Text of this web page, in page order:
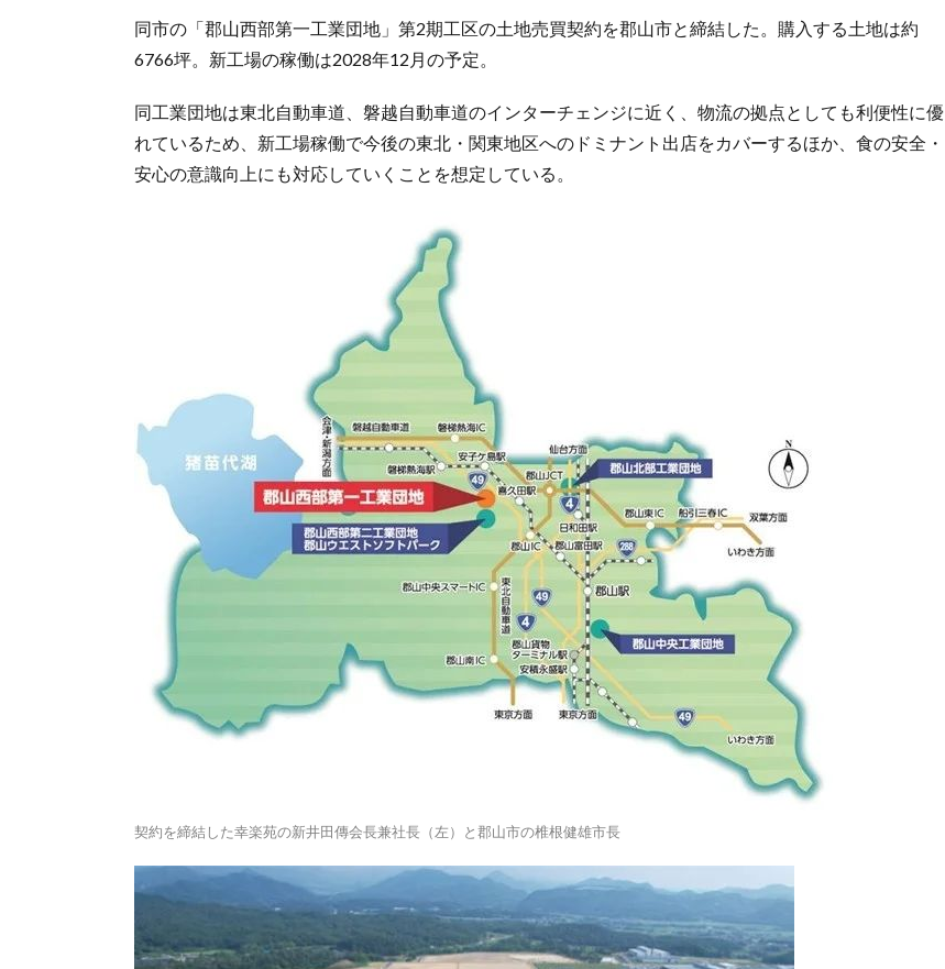
同市の「郡山西部第一工業団地」第2期工区の土地売買契約を郡山市と締結した。購入する土地は約
6766坪。新工場の稼働は2028年12月の予定。
同工業団地は東北自動車道、磐越自動車道のインターチェンジに近く、物流の拠点としても利便性に優
れているため、新工場稼働で今後の東北・関東地区へのドミナント出店をカバーするほか、食の安全・
安心の意識向上にも対応していくことを想定している。
契約を締結した幸楽苑の新井田傳会長兼社長（左）と郡山市の椎根健雄市長